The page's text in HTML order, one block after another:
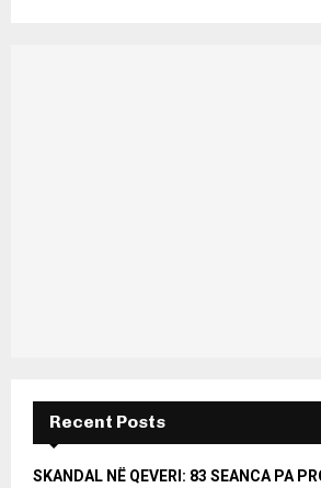
Recent Posts
SKANDAL NË QEVERI: 83 SEANCA PA